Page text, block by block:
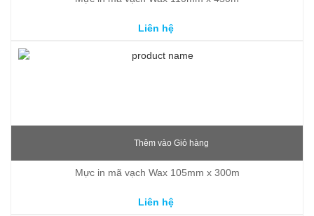
Liên hệ
Thêm vào Giỏ hàng
Mực in mã vạch Wax 105mm x 300m
Liên hệ